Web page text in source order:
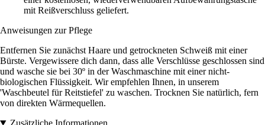
mit Reißverschluss geliefert.
Anweisungen zur Pflege
Entfernen Sie zunächst Haare und getrockneten Schweiß mit einer
Bürste. Vergewissere dich dann, dass alle Verschlüsse geschlossen sind
und wasche sie bei 30º in der Waschmaschine mit einer nicht-
biologischen Flüssigkeit. Wir empfehlen Ihnen, in unserem
'Waschbeutel für Reitstiefel' zu waschen. Trocknen Sie natürlich, fern
von direkten Wärmequellen.
Zusätzliche Informationen